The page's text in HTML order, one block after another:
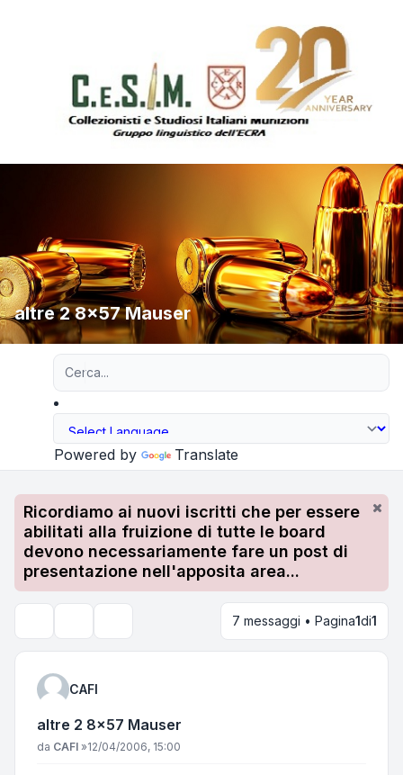
altre 2 8x57 Mauser
Powered by Translate
Ricordiamo ai nuovi iscritti che per essere
abilitati alla fruizione di tutte le board
devono necessariamente fare un post di
presentazione nell'apposita area...
7 messaggi • Pagina1di1
CAFI
altre 2 8x57 Mauser
Messaggio
da CAFI »12/04/2006, 15:00